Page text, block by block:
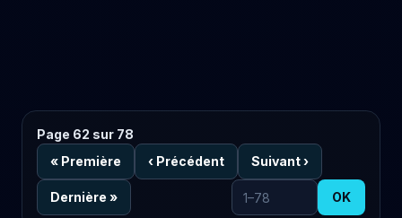
Page 62 sur 78
« Première ‹ Précédent Suivant›
Dernière »
Aller à la page
OK